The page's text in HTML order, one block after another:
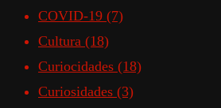
COVID-19 (7)
Cultura (18)
Curiocidades (18)
Curiosidades (3)